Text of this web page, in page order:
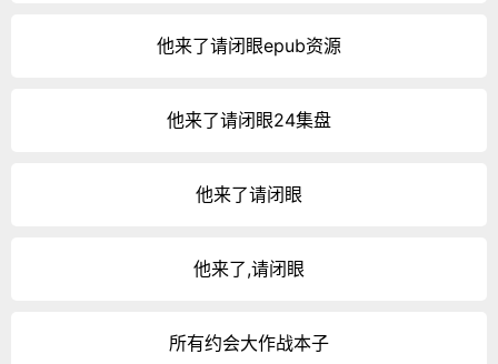
他来了请闭眼epub资源
他来了请闭眼24集盘
他来了请闭眼
他来了,请闭眼
所有约会大作战本子